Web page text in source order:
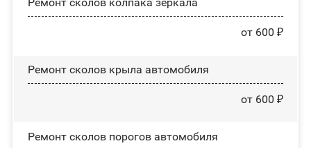
от 600 ₽
Ремонт сколов крыла автомобиля
от 600 ₽
Ремонт сколов порогов автомобиля